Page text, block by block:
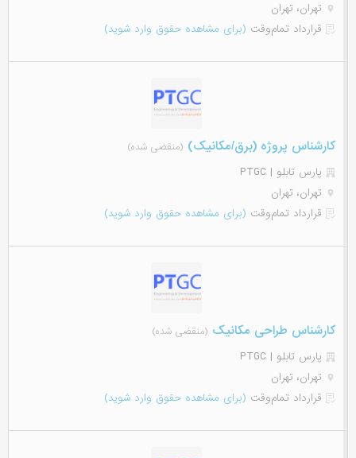
تهران، تهران
قرارداد تمام‌وقت (برای مشاهده حقوق وارد شوید)
کارشناس پروژه (برق/مکانیک) (منقضی شده)
پارس تابلو | PTGC
تهران، تهران
قرارداد تمام‌وقت (برای مشاهده حقوق وارد شوید)
کارشناس طراحی مکانیک (منقضی شده)
پارس تابلو | PTGC
تهران، تهران
قرارداد تمام‌وقت (برای مشاهده حقوق وارد شوید)